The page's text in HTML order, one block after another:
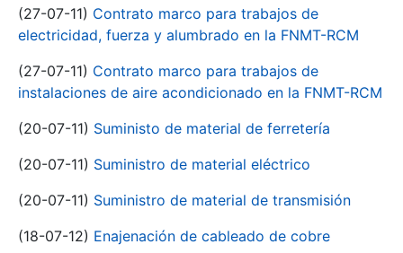
(27-07-11) Contrato marco para trabajos de
electricidad, fuerza y alumbrado en la FNMT-RCM
(27-07-11) Contrato marco para trabajos de
instalaciones de aire acondicionado en la FNMT-RCM
(20-07-11) Suministo de material de ferretería
(20-07-11) Suministro de material eléctrico
(20-07-11) Suministro de material de transmisión
(18-07-12) Enajenación de cableado de cobre